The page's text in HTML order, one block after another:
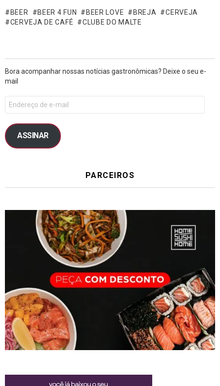
BEER BEER 4 FUN BEER LOVE BREJA
CERVEJA
CERVEJA DE CAFÉ
CLUBE DO MALTE
Bora acompanhar nossas notícias gastronômicas? Deixe o seu e-
mail
ASSINAR
PARCEIROS